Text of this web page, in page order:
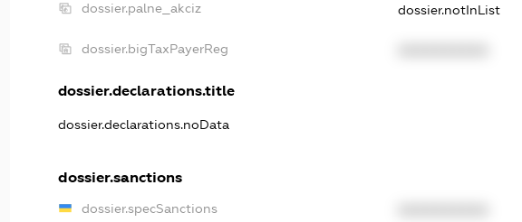
dossier.palne_akciz dossier.notInList
dossier.bigTaxPayerReg
dossier.declarations.title
dossier.declarations.noData
dossier.sanctions
dossier.specSanctions